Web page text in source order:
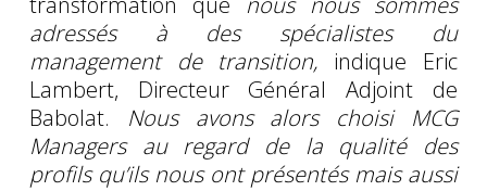
adressés à des spécialistes du
management de transition, indique Eric
Lambert, Directeur Général Adjoint de
Babolat. Nous avons alors choisi MCG
Managers au regard de la qualité des
profils qu’ils nous ont présentés mais aussi